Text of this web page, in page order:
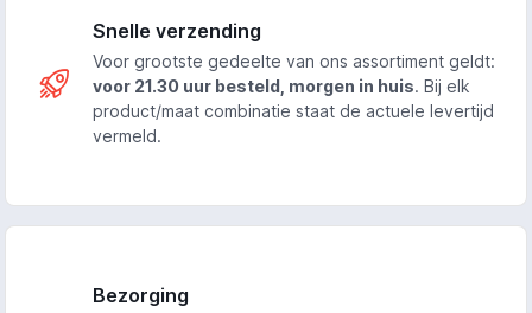
Snelle verzending
Voor grootste gedeelte van ons assortiment geldt:
voor 21.30 uur besteld, morgen in huis. Bij elk
product/maat combinatie staat de actuele levertijd
vermeld.
Bezorging